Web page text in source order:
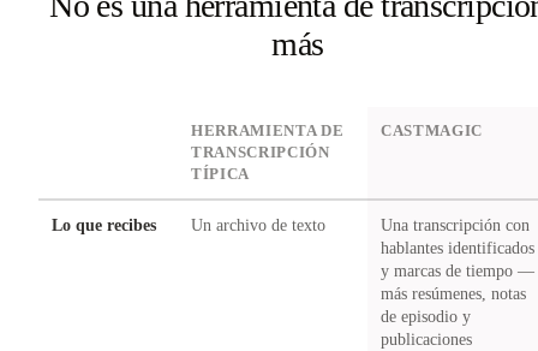
más
HERRAMIENTA DE
TRANSCRIPCIÓN
TÍPICA
CASTMAGIC
Lo que recibes Un archivo de texto
Una transcripción con
hablantes identificados
y marcas de tiempo —
más resúmenes, notas
de episodio y
publicaciones